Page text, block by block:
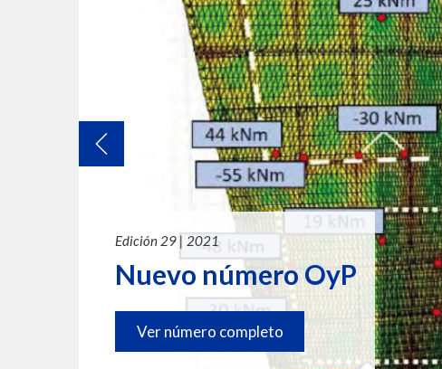
Edición 29 | 2021
Nuevo número OyP
Ver número completo
Anterior